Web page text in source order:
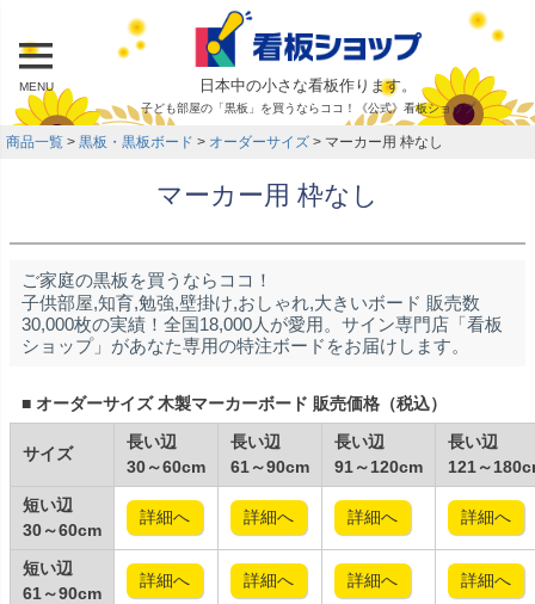
MENU 日本中の小さな看板作ります。
子ども部屋の「黒板」を買うならココ！《公式》看板ショップ
商品一覧 黒板・黒板ボード オーダーサイズ マーカー用 枠なし
マーカー用 枠なし
ご家庭の黒板を買うならココ！
子供部屋,知育,勉強,壁掛け,おしゃれ,大きいボード 販売数
30,000枚の実績！全国18,000人が愛用。サイン専門店「看板
ショップ」があなた専用の特注ボードをお届けします。
■ オーダーサイズ 木製マーカーボード 販売価格（税込）
サイズ
長い辺
30～60cm
長い辺
61～90cm
長い辺
91～120cm
長い辺
121～
短い辺
30～60cm
詳細へ 詳細へ 詳細へ 詳細へ
短い辺
61～90cm
詳細へ 詳細へ 詳細へ 詳細へ